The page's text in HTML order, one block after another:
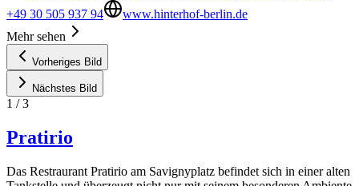
+49 30 505 937 94
www.hinterhof-berlin.de
Mehr sehen
Vorheriges Bild
Nächstes Bild
1 /3
Pratirio
Das Restraurant Pratirio am Savignyplatz befindet sich in einer alten